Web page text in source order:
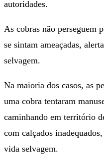
autoridades.
As cobras não perseguem
se sintam ameaçadas,
selvagem.
Na maioria dos casos, as
uma cobra tentaram
caminhando em território
com calçados
vida selvagem.